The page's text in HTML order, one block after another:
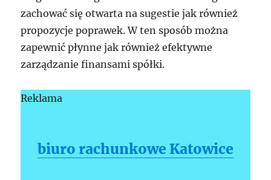
zachować się otwarta na sugestie jak również
propozycje poprawek. W ten sposób można
zapewnić płynne jak również efektywne
zarządzanie finansami spółki.
Reklama
biuro rachunkowe Katowice